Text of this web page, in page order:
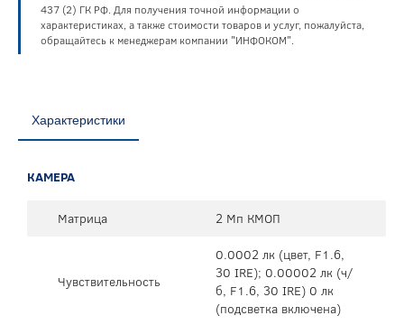
437 (2) ГК РФ. Для получения точной информации о
характеристиках, а также стоимости товаров и услуг, пожалуйста,
обращайтесь к менеджерам компании "ИНФОКОМ".
Характеристики
КАМЕРА
Матрица 2 Мп КМОП
Чувствительность
0.0002 лк (цвет, F1.6,
30 IRE); 0.00002 лк (ч/
б, F1.6, 30 IRE) 0 лк
(подсветка включена)